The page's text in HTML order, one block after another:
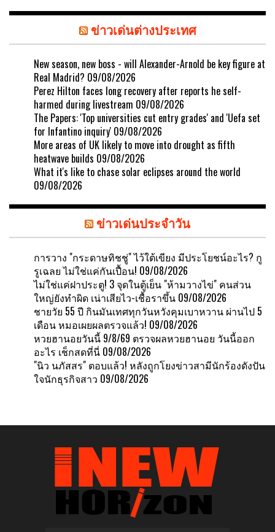
ข่าวเด่นต่างประเทศ
New season, new boss - will Alexander-Arnold be key figure at
Real Madrid? 09/08/2026
Perez Hilton faces long recovery after reports he self-
harmed during livestream 09/08/2026
The Papers: 'Top universities cut entry grades' and 'Uefa set
for Infantino inquiry' 09/08/2026
More areas of UK likely to move into drought as fifth
heatwave builds 09/08/2026
What it's like to chase solar eclipses around the world
09/08/2026
ข่าวเด่นประจำวัน
การวาง "กระดาษทิชชู่" ไว้ใต้เขียง มีประโยชน์อะไร? กู
รูเฉลย ไม่ใช่แค่กันเปื้อน! 09/08/2026
ไม่ใช่แค่ฝาประตู! 3 จุดในตู้เย็น "ห้ามวางไข่" คนส่วน
ใหญ่ยังทำผิด เน่าเสียไว-เชื้อราขึ้น 09/08/2026
ชายวัย 55 ปี กินมันเทศทุกวันหวังคุมเบาหวาน ผ่านไป 5
เดือน หมอเผยผลตรวจแล้ว! 09/08/2026
หวยฮานอยวันนี้ 9/8/69 ตรวจผลหวยฮานอย วันนี้ออก
อะไร เช็กสดที่นี่ 09/08/2026
"นิว นภัสสร" ตอบแล้ว! หลังถูกโยงข่าวสามีนักร้องดังปัน
ใจนักธุรกิจสาว 09/08/2026